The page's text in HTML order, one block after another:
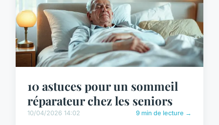
10 astuces pour un sommeil
réparateur chez les seniors
10/04/2026 14:02 9 min de lecture →